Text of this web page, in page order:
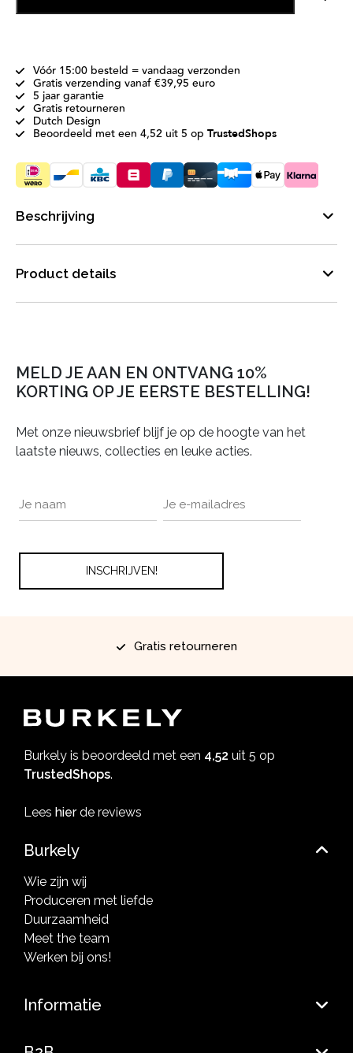
Vóór 15:00 besteld = vandaag verzonden
Gratis verzending vanaf €39,95 euro
5 jaar garantie
Gratis retourneren
Dutch Design
Beoordeeld met een 4,52 uit 5 op TrustedShops
Beschrijving
Product details
MELD JE AAN EN ONTVANG 10%
KORTING OP JE EERSTE BESTELLING!
Met onze nieuwsbrief blijf je op de hoogte van het
laatste nieuws, collecties en leuke acties.
Gratis retourneren
Burkely is beoordeeld met een 4,52 uit 5 op
TrustedShops.
Lees hierde reviews
Burkely
Wie zijn wij
Produceren met liefde
Duurzaamheid
Meet the team
Werken bij ons!
Informatie